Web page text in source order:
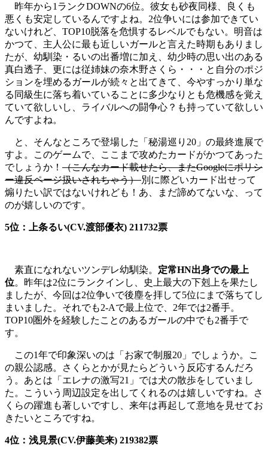
昨年から1ランクDOWNの6位。彼女も砂夜同様、良くも
悪くも安定しているんですよね。2位争いには参加できてい
ないけれど、TOP10脱落を危惧するレベルでもない。明音は
かつて、主人公に最も近しいガールと言えた時期もありまし
たが、幼馴染・るいの出番増に加え、幼少時の思い出のある
真白透子、更には従姉妹の奈木野さくら・・・と自分のポジ
ションを埋めるガールが続々と出てきて、今やすっかり単な
る同級生に落ち着いていることに多少なりとも危機感を覚え
ていて欲しいし、ライバルへの闘争心？も持っていて欲しい
んですよね。
と、そんなところで登場した「秘湯巡り20」の最終進展で
すよ。このゲームで、ここまで攻めたカードがかつてあった
でしょうか！ （こんなカード載せたら、またGoogleにポリシ
ー違反ページ扱いされちゃう）別に際どいカード出せって
煽りたい訳ではないけれども！あ、まだ諦めてないな、って
のが嬉しいのです。
5位：上条るい(CV.渡部優衣) 211732票
素直になれないツンデレ幼馴染。 定常HN出身での最上
位。昨年は2位にランクインし、史上最大の下剋上を果たし
ましたが、今回は2位争いで後塵を拝して5位にまで落ちてし
まいました。それでも2-Aで最上位で、2年では2番手。
TOP10圏外を経験したことのあるガールの中でも2番手で
す。
この1年で印象深いのは「お家で制服20」でしょうか。こ
の親公認感。さくらとかが見たらどういう反応するんだろ
う。あとは「エレナの激写21」では犬の散歩をしていまし
た。こういう周辺設定を出してくれるのは嬉しいですね。さ
くらの躍進も著しいですし、来年は再起して意地を見せてお
きたいところですね。
4位：浅見景(CV.伊藤美来) 219382票